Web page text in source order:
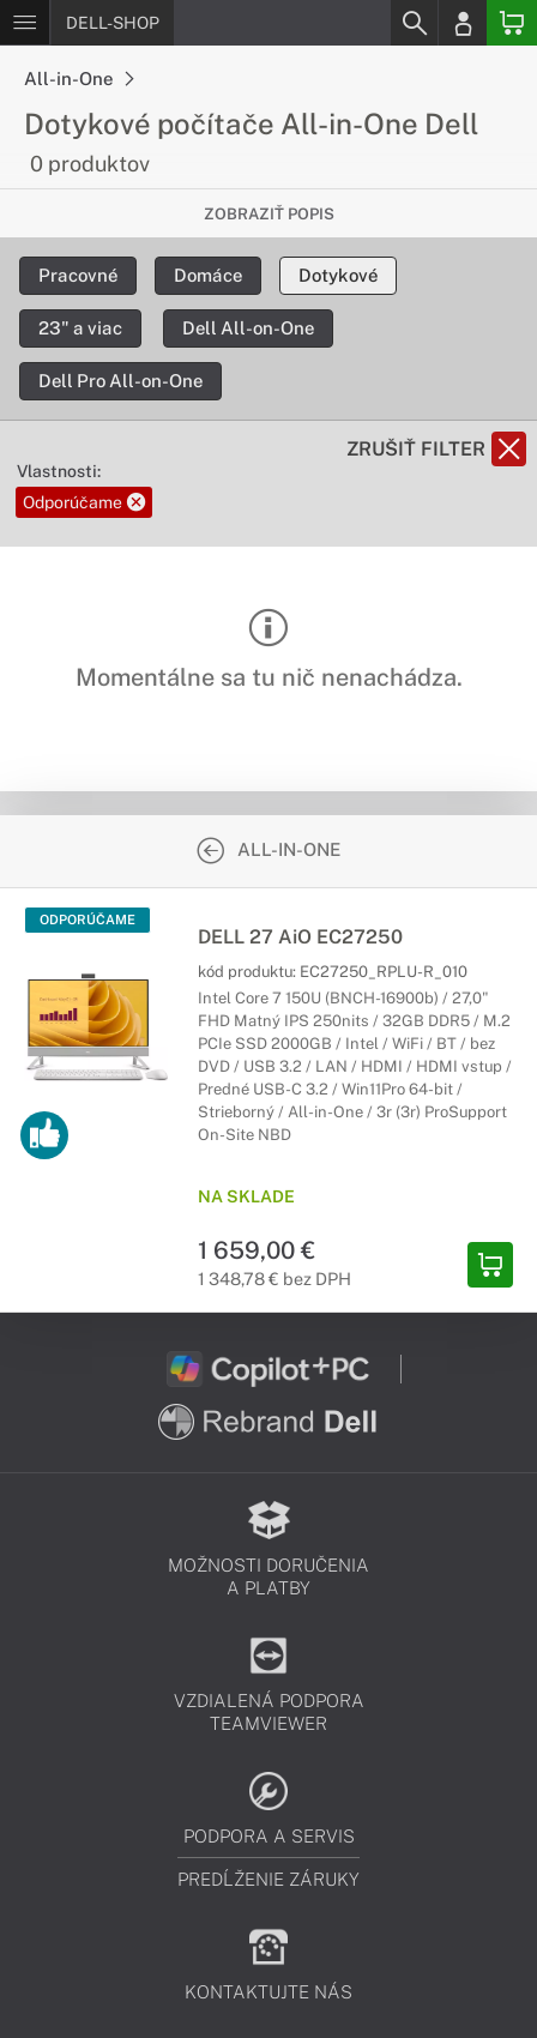
DELL-SHOP
All-in-One
Dotykové počítače All-in-One Dell
0 produktov
Pohodlné a intuitívne ovládanie
Vďaka dotykovému displeju bude práca s Vašim All-in-One
počítačom DELL ešte pohodlnejšia. Ovládajte počítač s
skupine.
ZOBRAZIŤ POPIS
Pracovné Domáce Dotykové
23" a viac Dell All-on-One
Dell Pro All-on-One
Vlastnosti:
Odporúčame
ZRUŠIŤ FILTER
Momentálne sa tu nič nenachádza.
ALL-IN-ONE
ODPORÚČAME
DELL 27 AiO EC27250
kód produktu: EC27250_RPLU-R_010
Intel Core 7 150U (BNCH-16900b) / 27,0"
FHD Matný IPS 250nits / 32GB DDR5 / M.2
PCIe SSD 2000GB / Intel / WiFi / BT / bez
DVD / USB 3.2 / LAN / HDMI / HDMI vstup /
Predné USB-C 3.2 / Win11Pro 64-bit /
Strieborný / All-in-One / 3r (3r) ProSupport
On-Site NBD
NA SKLADE
1 659,00 €
1 348,78 € bez DPH
MOŽNOSTI DORUČENIA
A PLATBY
VZDIALENÁ PODPORA
TEAMVIEWER
PODPORA A SERVIS
PREDĹŽENIE ZÁRUKY
KONTAKTUJTE NÁS